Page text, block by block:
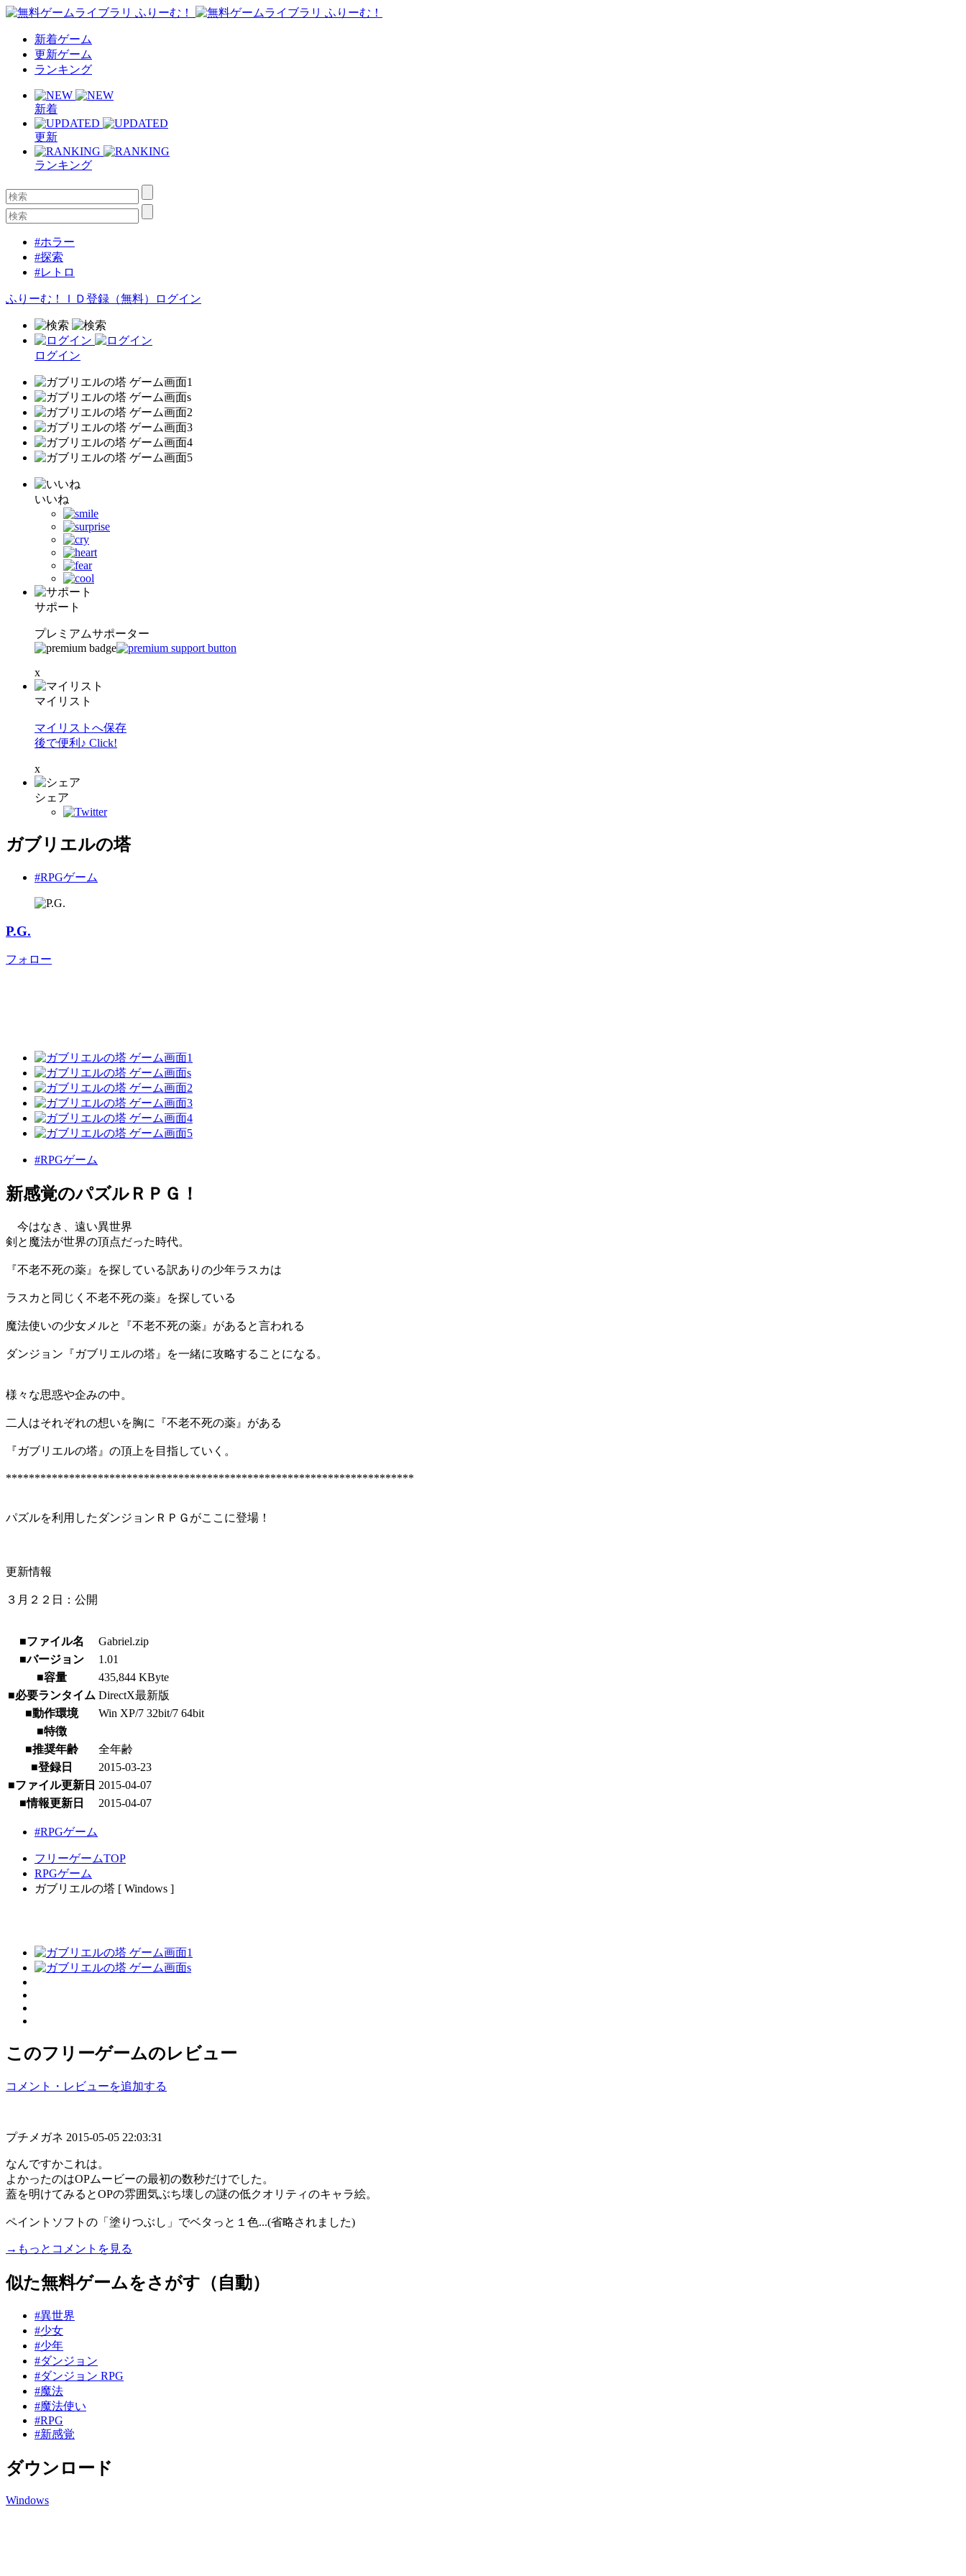
新着ゲーム
更新ゲーム
ランキング
新着
更新
ランキング
#ホラー
#探索
#レトロ
ふりーむ！ＩＤ登録（無料） ログイン
ログイン
いいね
サポート
プレミアムサポーター
x
マイリスト
マイリストへ保存
後で便利♪ Click!
x
シェア
ガブリエルの塔
#RPGゲーム
P.G.
フォロー
#RPGゲーム
新感覚のパズルＲＰＧ！
今はなき、遠い異世界
剣と魔法が世界の頂点だった時代。
『不老不死の薬』を探している訳ありの少年ラスカは
ラスカと同じく不老不死の薬』を探している
魔法使いの少女メルと『不老不死の薬』があると言われる
ダンジョン『ガブリエルの塔』を一緒に攻略することになる。
様々な思惑や企みの中。
二人はそれぞれの想いを胸に『不老不死の薬』がある
『ガブリエルの塔』の頂上を目指していく。
***********************************************************************
パズルを利用したダンジョンＲＰＧがここに登場！
更新情報
３月２２日：公開
■ファイル名
Gabriel.zip
■バージョン
1.01
■容量
435,844 KByte
■必要ランタイム DirectX最新版
■動作環境
Win XP/7 32bit/7 64bit
■特徴
■推奨年齢
全年齢
■登録日
2015-03-23
■ファイル更新日 2015-04-07
■情報更新日
2015-04-07
#RPGゲーム
フリーゲームTOP
RPGゲーム
ガブリエルの塔 [ Windows ]
このフリーゲームのレビュー
コメント・レビューを追加する
プチメガネ 2015-05-05 22:03:31
なんですかこれは。
よかったのはOPムービーの最初の数秒だけでした。
蓋を明けてみるとOPの雰囲気ぶち壊しの謎の低クオリティのキャラ絵。
ペイントソフトの「塗りつぶし」でベタっと１色...(省略されました)
→もっとコメントを見る
似た無料ゲームをさがす（自動）
#異世界
#少女
#少年
#ダンジョン
#ダンジョン RPG
#魔法
#魔法使い
#RPG
#新感覚
ダウンロード
Windows